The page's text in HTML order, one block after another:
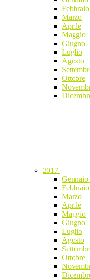
Febbraio
Marzo
Aprile
Maggio
Giugno
Luglio
Agosto
Ottobre
2017
Gennaio
Febbraio
Marzo
Aprile
Maggio
Giugno
Luglio
Agosto
Ottobre